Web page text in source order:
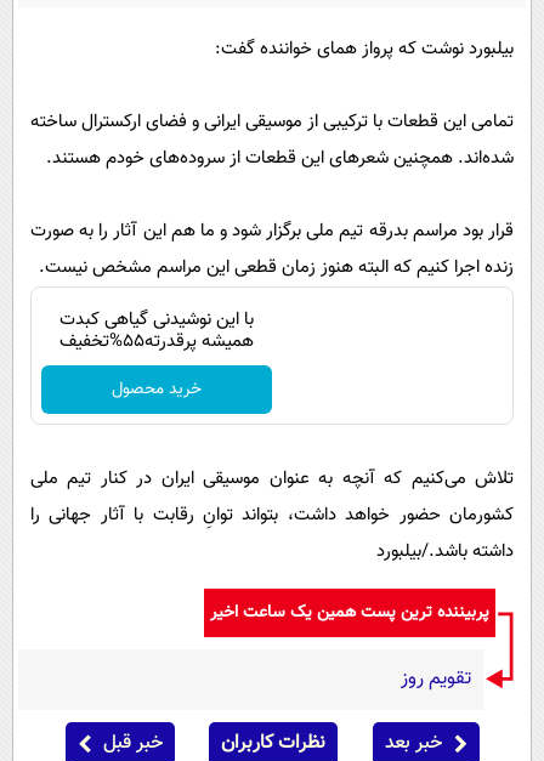
فناوری
حوادث
سلامت
فرهنگی
بین الملل
اجتماعی
حیات وحش
روانشناسی
بیلبورد نوشت که پرواز همای خواننده گفت:
تمامی این قطعات با ترکیبی از موسیقی ایرانی و فضای ارکسترال ساخته
شده‌اند. همچنین شعرهای این قطعات از سروده‌های خودم هستند.
قرار بود مراسم بدرقه تیم ملی برگزار شود و ما هم این آثار را به صورت
زنده اجرا کنیم که البته هنوز زمان قطعی این مراسم مشخص نیست.
با این نوشیدنی گیاهی کبدت
همیشه پرقدرته55%تخفیف
خرید محصول
تلاش می‌کنیم که آنچه به عنوان موسیقی ایران در کنار تیم ملی
کشورمان حضور خواهد داشت، بتواند توانِ رقابت با آثار جهانی را
داشته باشد./بیلبورد
پربیننده ترین پست همین یک ساعت اخیر
تقویم روز
خبر بعد نظرات کاربران خبر قبل